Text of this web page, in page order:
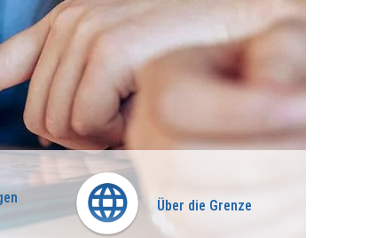
Über die Grenze